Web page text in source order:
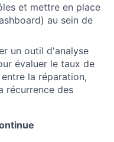
et mettre en place
au sein de
un outil d'analyse
évaluer le taux de
la réparation,
récurrence des